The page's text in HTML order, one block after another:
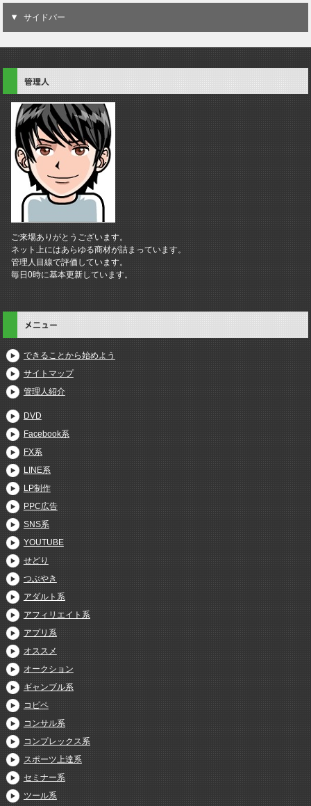
サイドバー
管理人
ご来場ありがとうございます。
ネット上にはあらゆる商材が詰まっています。
管理人目線で評価しています。
毎日0時に基本更新しています。
メニュー
できることから始めよう
サイトマップ
管理人紹介
DVD
Facebook系
FX系
LINE系
LP制作
PPC広告
SNS系
YOUTUBE
せどり
つぶやき
アダルト系
アフィリエイト系
アプリ系
オススメ
オークション
ギャンブル系
コピペ
コンサル系
コンプレックス系
スポーツ上達系
セミナー系
ツール系